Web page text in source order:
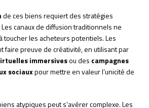
de ces biens requiert des stratégies
canaux de diffusion traditionnels ne
toucher les acheteurs potentiels. Les
preuve de créativité, en utilisant par
immersivesou des campagnes
sociauxpour mettre en valeur l’unicité de
atypiques peut s’avérer complexe. Les